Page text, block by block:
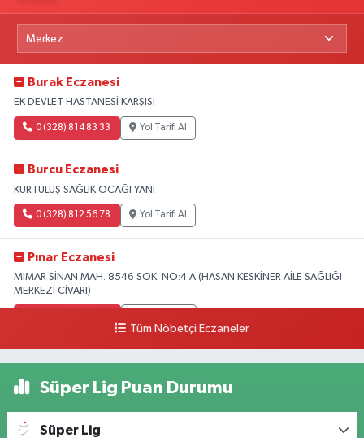
Burak Eczanesi
EK DEVLET HASTANESİ KARŞISI
0 (328) 814 83 33 Yol Tarifi Al
Burcu Eczanesi
KURTULUŞ SAĞLIK OCAĞI YANI
0 (328) 812 56 78 Yol Tarifi Al
Pınar Eczanesi
MİMAR SİNAN MAH. 8546 SOK. NO:4 A (HASAN KESKİNER AİLE SAĞLIĞI
MERKEZİ CİVARI)
Tüm Nöbetçi Eczaneler
Süper Lig Puan Durumu
Süper Lig